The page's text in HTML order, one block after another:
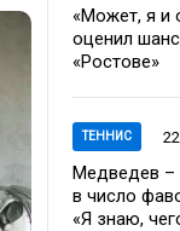
«Может, я и
оценил
«Ростове»
ТЕННИС
Медведев –
в число
«Я знаю,